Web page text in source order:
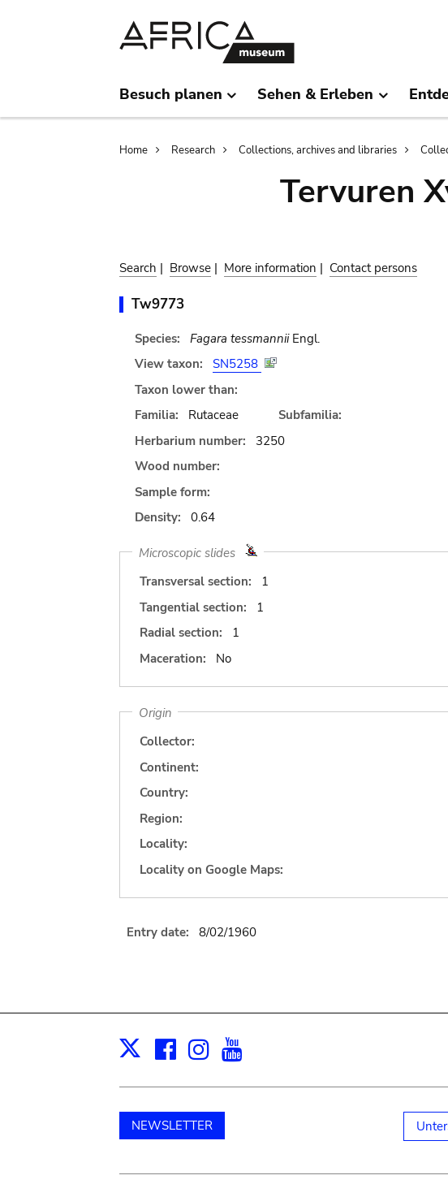
Besuch planen Sehen & Erleben
Breadcrumb
Home Research Collections, archives and libraries
Tervuren
Search | Browse | More information | Contact persons
Tw9773
Species: Fagara tessmanniiEngl.
View taxon:
SN5258
Taxon lower than:
Familia:
Rutaceae
Subfamilia:
Herbarium number:
3250
Wood number:
Sample form:
Density:
0.64
Microscopic slides
Transversal section:
1
Tangential section:
1
Radial section:
1
Maceration:
No
Origin
Collector:
Continent:
Country:
Region:
Locality:
Locality on Google Maps:
Entry date: 8/02/1960
X Facebook
Instagram
NEWSLETTER